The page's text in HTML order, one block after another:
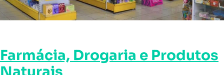
Farmácia, Drogaria e Produtos